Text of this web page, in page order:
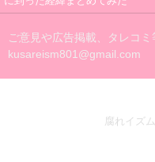
ご意見や広告掲載、タレコ
kusareism801@gmail.com
腐れイズ